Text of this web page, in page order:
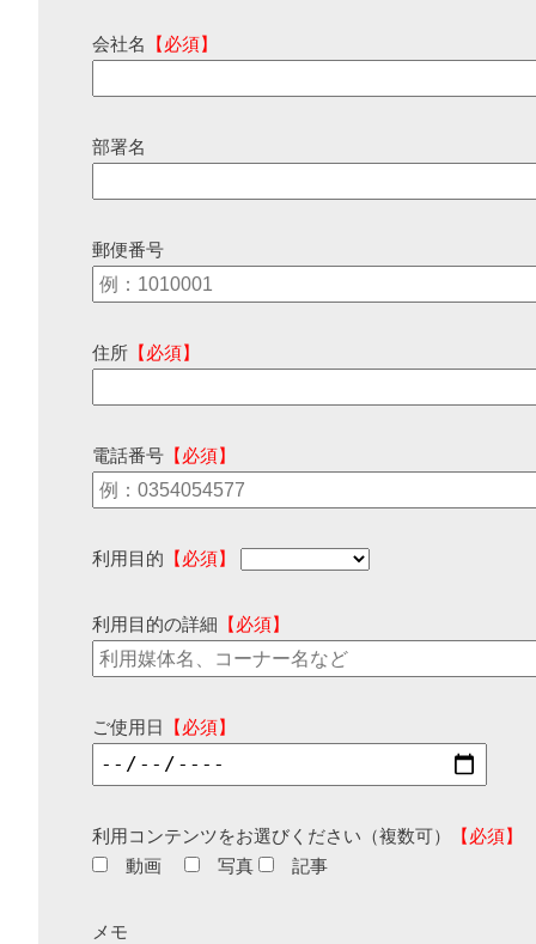
会社名 【必須】
部署名
郵便番号
住所 【必須】
電話番号 【必須】
利用目的 【必須】
利用目的の詳細 【必須】
ご使用日 【必須】
利用コンテンツをお選びください（複数可）
【必須】
動画
写真 記事
メモ